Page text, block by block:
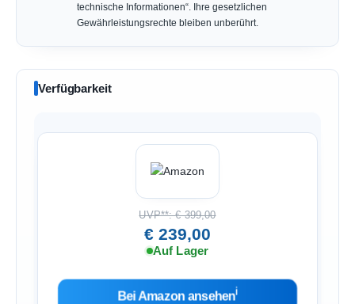
technische Informationen“. Ihre gesetzlichen
Gewährleistungsrechte bleiben unberührt.
Verfügbarkeit
UVP**: € 399,00
€ 239,00
Auf Lager
Bei Amazon ansehenℹ︎